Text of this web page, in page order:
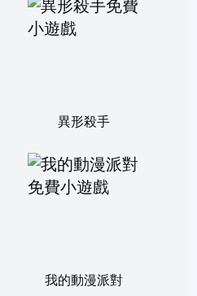
異形殺手
我的動漫派對